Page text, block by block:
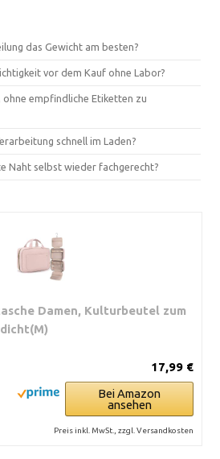
das Gewicht am besten?
vor dem Kauf ohne Labor?
ohne empfindliche Etiketten zu
schnell im Laden?
Naht selbst wieder fachgerecht?
Damen, Kulturbeutel zum
17,99 €
Bei Amazon
ansehen
Preis inkl. MwSt., zzgl. Versandkosten